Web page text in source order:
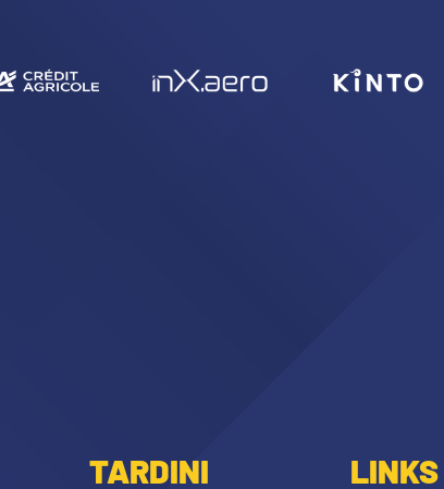
TARDINI LINKS
abilitato